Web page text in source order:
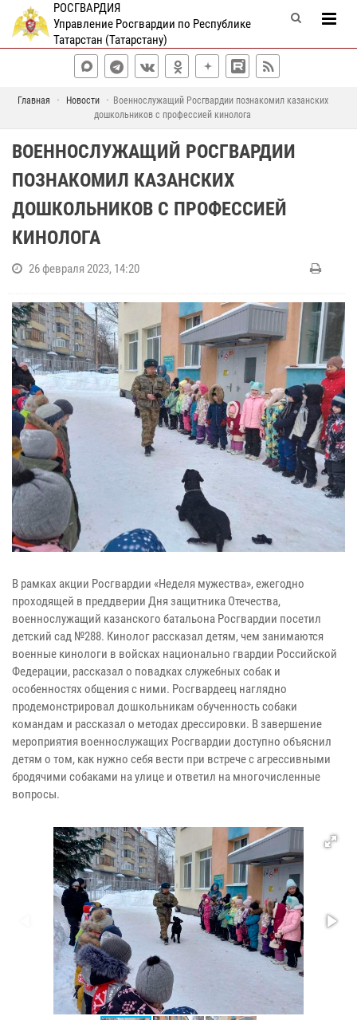
РОСГВАРДИЯ
Управление Росгвардии по Республике
Татарстан (Татарстану)
Главная Новости
Военнослужащий Росгвардии познакомил казанских
дошкольников с профессией кинолога
ВОЕННОСЛУЖАЩИЙ РОСГВАРДИИ
ПОЗНАКОМИЛ КАЗАНСКИХ
ДОШКОЛЬНИКОВ С ПРОФЕССИЕЙ
КИНОЛОГА
26 февраля 2023, 14:20
В рамках акции Росгвардии «Неделя мужества», ежегодно
проходящей в преддверии Дня защитника Отечества,
военнослужащий казанского батальона Росгвардии посетил
детский сад №288. Кинолог рассказал детям, чем занимаются
военные кинологи в войсках национально гвардии Российской
Федерации, рассказал о повадках служебных собак и
особенностях общения с ними. Росгвардеец наглядно
продемонстрировал дошкольникам обученность собаки
командам и рассказал о методах дрессировки. В завершение
мероприятия военнослужащих Росгвардии доступно объяснил
детям о том, как нужно себя вести при встрече с агрессивными
бродячими собаками на улице и ответил на многочисленные
вопросы.